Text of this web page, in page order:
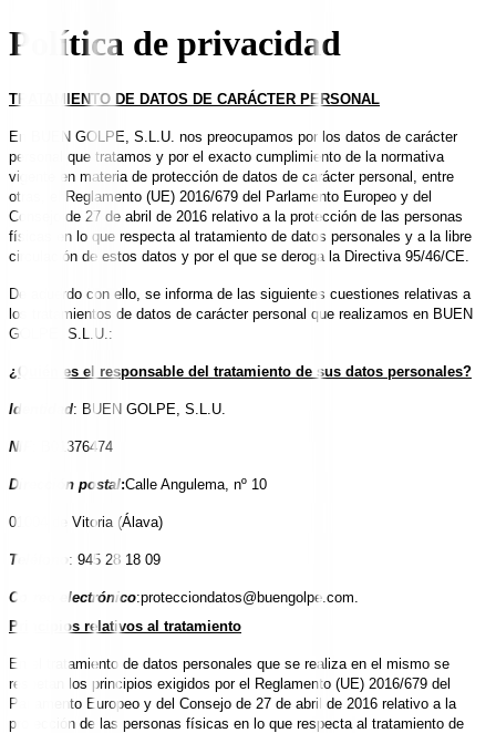
Política de privacidad
TRATAMIENTO DE DATOS DE CARÁCTER PERSONAL
En BUEN GOLPE, S.L.U. nos preocupamos por los datos de carácter
personal que tratamos y por el exacto cumplimiento de la normativa
vigente en materia de protección de datos de carácter personal, entre
otras, el Reglamento (UE) 2016/679 del Parlamento Europeo y del
Consejo de 27 de abril de 2016 relativo a la protección de las personas
físicas en lo que respecta al tratamiento de datos personales y a la libre
circulación de estos datos y por el que se deroga la Directiva 95/46/CE.
De acuerdo con ello, se informa de las siguientes cuestiones relativas a
los tratamientos de datos de carácter personal que realizamos en BUEN
GOLPE, S.L.U.:
¿Quién es el responsable del tratamiento de sus datos personales?
Identidad: BUEN GOLPE, S.L.U.
NIF B01376474
Dirección postal:Calle Angulema, nº 10
01004 de Vitoria (Álava)
Teléfono : 945 28 18 09
Correo electrónico:protecciondatos@buengolpe.com
Principios relativos al tratamiento
En el tratamiento de datos personales que se realiza en el mismo se
respetan los principios exigidos por el Reglamento (UE) 2016/679 del
Parlamento Europeo y del Consejo de 27 de abril de 2016 relativo a la
protección de las personas físicas en lo que respecta al tratamiento de